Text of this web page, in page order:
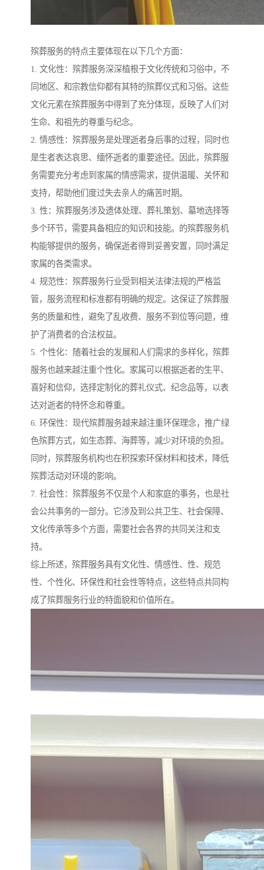
殡葬服务的特点主要体现在以下几个方面：
1. 文化性：殡葬服务深深植根于文化传统和习俗中，不
同地区、和宗教信仰都有其特的殡葬仪式和习俗。这些
文化元素在殡葬服务中得到了充分体现，反映了人们对
生命、和祖先的尊重与纪念。
2. 情感性：殡葬服务是处理逝者身后事的过程，同时也
是生者表达哀思、缅怀逝者的重要途径。因此，殡葬服
务需要充分考虑到家属的情感需求，提供温暖、关怀和
支持，帮助他们度过失去亲人的痛苦时期。
3. 性：殡葬服务涉及遗体处理、葬礼策划、墓地选择等
多个环节，需要具备相应的知识和技能。的殡葬服务机
构能够提供的服务，确保逝者得到妥善安置，同时满足
家属的各类需求。
4. 规范性：殡葬服务行业受到相关法律法规的严格监
管，服务流程和标准都有明确的规定。这保证了殡葬服
务的质量和性，避免了乱收费、服务不到位等问题，维
护了消费者的合法权益。
5. 个性化：随着社会的发展和人们需求的多样化，殡葬
服务也越来越注重个性化。家属可以根据逝者的生平、
喜好和信仰，选择定制化的葬礼仪式、纪念品等，以表
达对逝者的特怀念和尊重。
6. 环保性：现代殡葬服务越来越注重环保理念，推广绿
色殡葬方式，如生态葬、海葬等，减少对环境的负担。
同时，殡葬服务机构也在积探索环保材料和技术，降低
殡葬活动对环境的影响。
7. 社会性：殡葬服务不仅是个人和家庭的事务，也是社
会公共事务的一部分。它涉及到公共卫生、社会保障、
文化传承等多个方面，需要社会各界的共同关注和支
持。
综上所述，殡葬服务具有文化性、情感性、性、规范
性、个性化、环保性和社会性等特点，这些特点共同构
成了殡葬服务行业的特面貌和价值所在。